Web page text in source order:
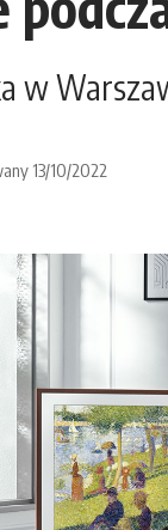
w
13/10/2022